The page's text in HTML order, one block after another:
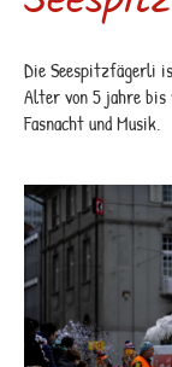
Die Seespitzfägerli
Alter von 5 jahre bis
Fasnacht und Musik.